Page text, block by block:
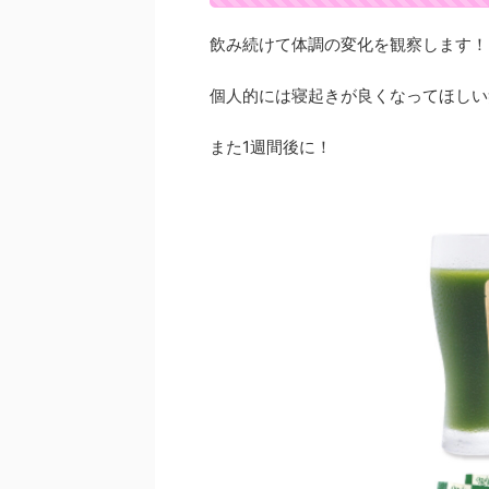
飲み続けて体調の変化を観察します！
個人的には寝起きが良くなってほし
また1週間後に！